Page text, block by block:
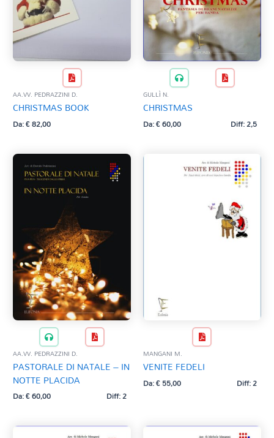
AA.VV. PEDRAZZINI D.
CHRISTMAS BOOK
Da:€82,00
GULLÌ N.
CHRISTMAS
Da:€60,00 Diff: 2,5
AA.VV. PEDRAZZINI D.
PASTORALE DI NATALE – IN
NOTTE PLACIDA
Da:€60,00 Diff: 2
MANGANI M.
VENITE FEDELI
Da:€55,00 Diff: 2